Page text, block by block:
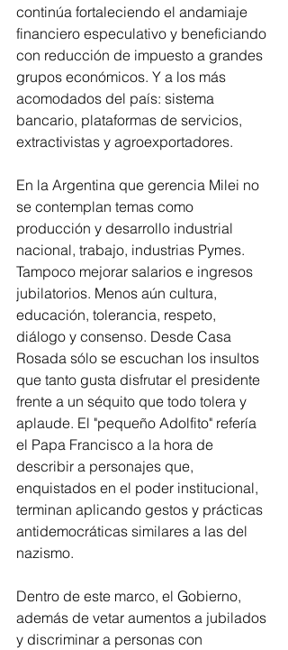
continúa fortaleciendo el andamiaje
financiero especulativo y beneficiando
con reducción de impuesto a grandes
grupos económicos. Y a los más
acomodados del país: sistema
bancario, plataformas de servicios,
extractivistas y agroexportadores.
En la Argentina que gerencia Milei no
se contemplan temas como
producción y desarrollo industrial
nacional, trabajo, industrias Pymes.
Tampoco mejorar salarios e ingresos
jubilatorios. Menos aún cultura,
educación, tolerancia, respeto,
diálogo y consenso. Desde Casa
Rosada sólo se escuchan los insultos
que tanto gusta disfrutar el presidente
frente a un séquito que todo tolera y
aplaude. El "pequeño Adolfito" refería
el Papa Francisco a la hora de
describir a personajes que,
enquistados en el poder institucional,
terminan aplicando gestos y prácticas
antidemocráticas similares a las del
nazismo.
Dentro de este marco, el Gobierno,
además de vetar aumentos a jubilados
y discriminar a personas con